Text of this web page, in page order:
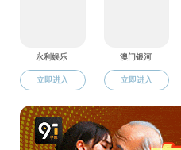
彭涛